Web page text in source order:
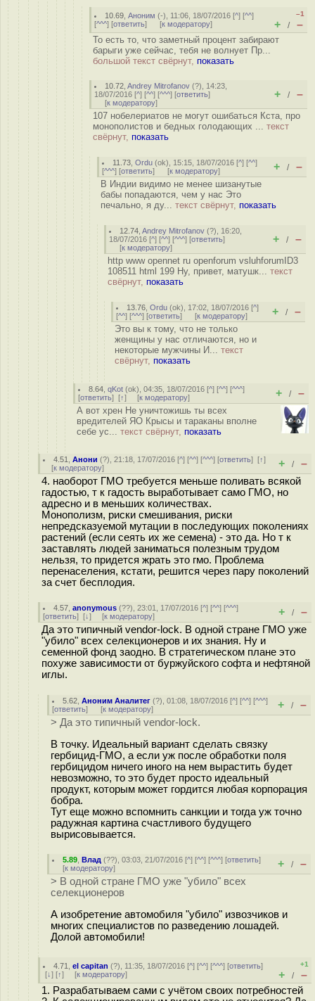
10.69 ,Аноним (-), 11:06, 18/07/2016 [^] [^^]
[^^^] [ответить] [к модератору]
–1
+ / –
То есть то, что заметный процент забирают
барыги уже сейчас, тебя не волнует Пр...
большой текст свёрнут, показать
10.72 ,Andrey Mitrofanov (?), 14:23,
18/07/2016 [^] [^^] [^^^] [ответить]
[к модератору]
+ / –
107 нобелериатов не могут ошибаться Кста, про
монополистов и бедных голодающих ... текст
свёрнут, показать
11.73 ,Ordu (ok), 15:15, 18/07/2016 [^] [^^]
[^^^] [ответить] [к модератору] + / –
В Индии видимо не менее шизанутые
бабы попадаются, чем у нас Это
печально, я ду... текст свёрнут, показать
12.74 ,Andrey Mitrofanov (?), 16:20,
18/07/2016 [^] [^^] [^^^] [ответить]
[к модератору]
+ / –
http www opennet ru openforum vsluhforumID3
108511 html 199 Ну, привет, матушк... текст
свёрнут, показать
13.76 ,Ordu (ok), 17:02, 18/07/2016 [^]
[^^] [^^^] [ответить] [к модератору] + / –
Это вы к тому, что не только
женщины у нас отличаются, но и
некоторые мужчины И... текст
свёрнут, показать
8.64 ,qKot (ok), 04:35, 18/07/2016 [^] [^^] [^^^]
[ответить] [↑] [к модератору] + / –
А вот хрен Не уничтожишь ты всех
вредителей ЯО Крысы и тараканы вполне
себе ус... текст свёрнут, показать
4.51 ,Анони (?), 21:18, 17/07/2016 [^] [^^] [^^^] [ответить][↑]
[к модератору] + / –
4. наоборот ГМО требуется меньше поливать всякой
гадостью, т к гадость выработывает само ГМО, но
адресно и в меньших количествах.
Монополизм, риски смешивания, риски
непредсказуемой мутации в последующих поколениях
растений (если сеять их же семена) - это да. Но т к
заставлять людей заниматься полезным трудом
нельзя, то придется жрать это гмо. Проблема
перенаселения, кстати, решится через пару поколений
за счет бесплодия.
4.57 ,anonymous (??), 23:01, 17/07/2016 [^] [^^] [^^^]
[ответить] [↓] [к модератору] + / –
Да это типичный vendor-lock. В одной стране ГМО уже
"убило" всех селекционеров и их знания. Ну и
семенной фонд заодно. В стратегическом плане это
похуже зависимости от буржуйского софта и нефтяной
иглы.
5.62 ,Аноним Аналитег (?), 01:08, 18/07/2016 [^] [^^] [^^^]
[ответить] [к модератору] + / –
> Да это типичный vendor-lock.
В точку. Идеальный вариант сделать связку
гербицид-ГМО, а если уж после обработки поля
гербицидом ничего иного на нем вырастить будет
невозможно, то это будет просто идеальный
продукт, которым может гордится любая корпорация
бобра.
Тут еще можно вспомнить санкции и тогда уж точно
радужная картина счастливого будущего
вырисовывается.
5.89 ,Влад (??), 03:03, 21/07/2016 [^] [^^] [^^^] [ответить]
[к модератору] + / –
> В одной стране ГМО уже "убило" всех
селекционеров
А изобретение автомобиля "убило" извозчиков и
многих специалистов по разведению лошадей.
Долой автомобили!
4.71 ,el capitan (?), 11:35, 18/07/2016 [^] [^^] [^^^] [ответить]
[↓] [↑] [к модератору]
+1
+ / –
1. Разрабатываем сами с учётом своих потребностей